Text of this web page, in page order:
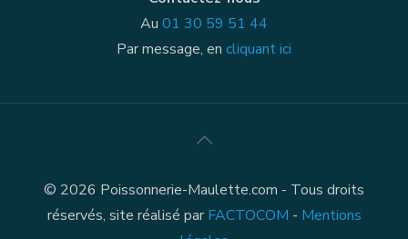
Au 01 30 59 51 44
Par message, en cliquant ici
© 2026 Poissonnerie-Maulette.com - Tous droits
réservés, site réalisé parFACTOCOM - Mentions